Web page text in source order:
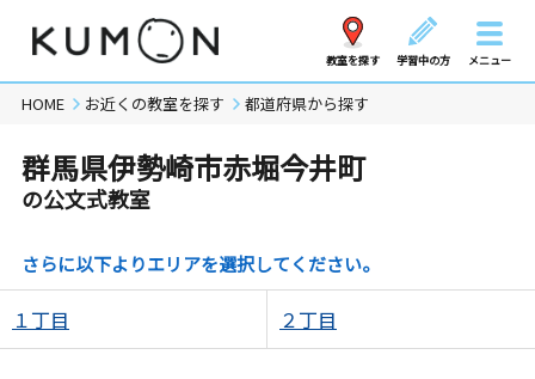
教室を探す 学習中の方 メニュー
HOME お近くの教室を探す 都道府県から探す
群馬県伊勢崎市赤堀今井町
の公文式教室
さらに以下よりエリアを選択してください。
１丁目 ２丁目